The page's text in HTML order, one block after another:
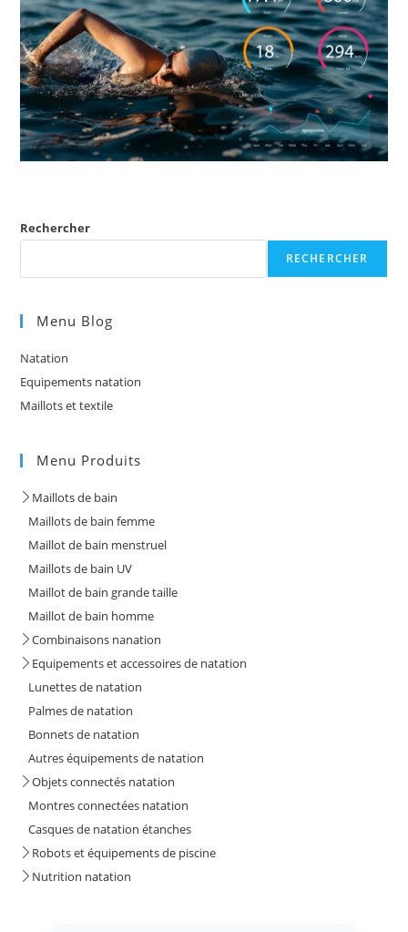
Rechercher
RECHERCHER
Menu Blog
Natation
Equipements natation
Maillots et textile
Menu Produits
Maillots de bain
Maillots de bain femme
Maillot de bain menstruel
Maillots de bain UV
Maillot de bain grande taille
Maillot de bain homme
Combinaisons nanation
Equipements et accessoires de natation
Lunettes de natation
Palmes de natation
Bonnets de natation
Autres équipements de natation
Objets connectés natation
Montres connectées natation
Casques de natation étanches
Robots et équipements de piscine
Nutrition natation